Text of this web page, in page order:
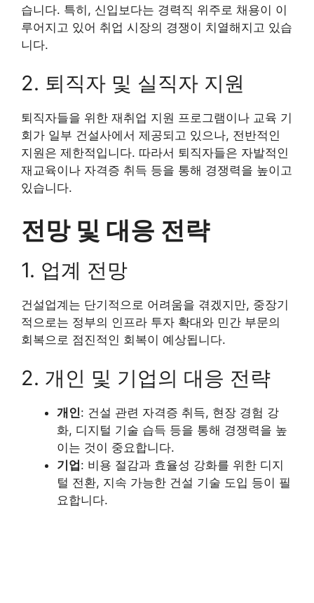
습니다. 특히, 신입보다는 경력직 위주로 채용이 이
루어지고 있어 취업 시장의 경쟁이 치열해지고 있습
니다.
2. 퇴직자 및 실직자 지원
퇴직자들을 위한 재취업 지원 프로그램이나 교육 기
회가 일부 건설사에서 제공되고 있으나, 전반적인
지원은 제한적입니다. 따라서 퇴직자들은 자발적인
재교육이나 자격증 취득 등을 통해 경쟁력을 높이고
있습니다.
전망 및 대응 전략
1. 업계 전망
건설업계는 단기적으로 어려움을 겪겠지만, 중장기
적으로는 정부의 인프라 투자 확대와 민간 부문의
회복으로 점진적인 회복이 예상됩니다.
2. 개인 및 기업의 대응 전략
개인: 건설 관련 자격증 취득, 현장 경험 강
화, 디지털 기술 습득 등을 통해 경쟁력을 높
이는 것이 중요합니다.
기업 : 비용 절감과 효율성 강화를 위한 디지
털 전환, 지속 가능한 건설 기술 도입 등이 필
요합니다.